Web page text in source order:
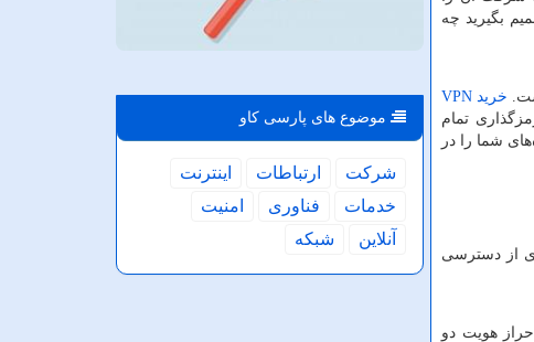
بگیرید چه
خرید VPN
تمام
شما را در
از دسترسی
هویت دو
موضوع های پارسی كاو
شركت ارتباطات
اینترنت
خدمات
فناوری
امنیت
آنلاین
شبكه